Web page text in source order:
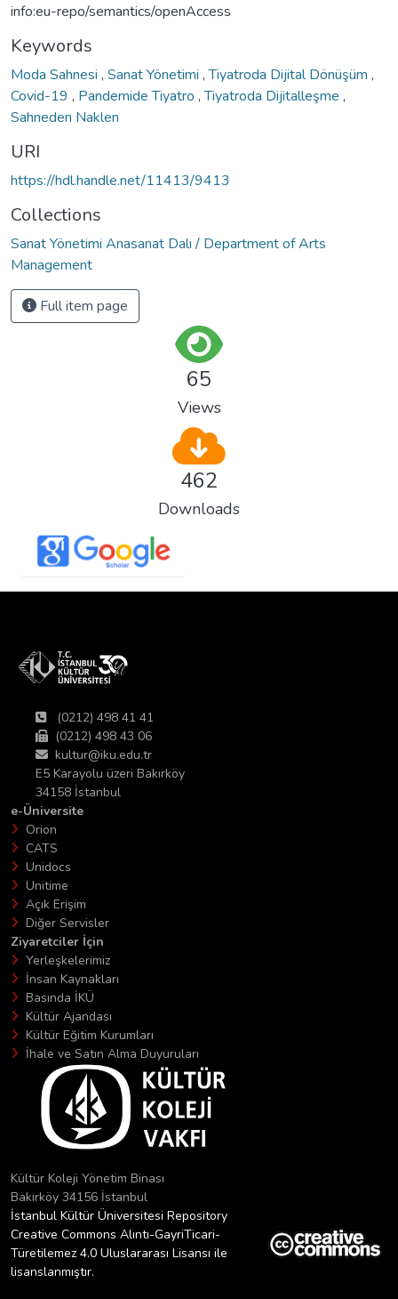
info:eu-repo/semantics/openAccess
Keywords
Moda Sahnesi , Sanat Yönetimi ,Tiyatroda Dijital Dönüşüm ,
Covid-19 , Pandemide Tiyatro ,Tiyatroda Dijitalleşme ,
Sahneden Naklen
URI
https://hdl.handle.net/11413/9413
Collections
Sanat Yönetimi Anasanat Dalı / Department of Arts
Management
Full item page
65
Views
462
Downloads
(0212) 498 41 41
(0212) 498 43 06
kultur@iku.edu.tr
E5 Karayolu üzeri Bakırköy
34158 İstanbul
e-Üniversite
Orion
CATS
Unidocs
Unitime
Açık Erişim
Diğer Servisler
Ziyaretciler İçin
Yerleşkelerimiz
İnsan Kaynakları
Basında İKÜ
Kültür Ajandası
Kültür Eğitim Kurumları
İhale ve Satın Alma Duyuruları
Kültür Koleji Yönetim Binası
Bakırköy 34156 İstanbul
İstanbul Kültür Üniversitesi Repository
Creative Commons Alıntı-GayriTicari-
Türetilemez 4.0 Uluslararası Lisansı ile
lisanslanmıştır.